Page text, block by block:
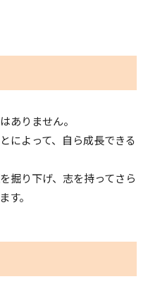
ありません。
によって、自ら成長できる
掘り下げ、志を持ってさら
す。